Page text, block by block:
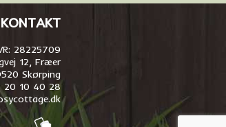
KONTAKT
28225709
12, Fræer
Skørping
20 10 40 28